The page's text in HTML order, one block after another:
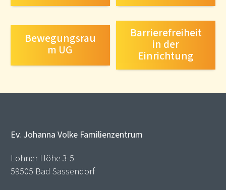
Bewegungsrau
m UG
Barrierefreiheit
in der
Einrichtung
Ev. Johanna Volke Familienzentrum
Lohner Höhe 3-5
59505 Bad Sassendorf